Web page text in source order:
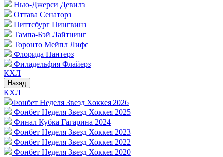
Нью-Джерси Девилз
Оттава Сенаторз
Питтсбург Пингвинз
Тампа-Бэй Лайтнинг
Торонто Мейпл Лифс
Флорида Пантерз
Филадельфия Флайерз
КХЛ
Назад
КХЛ
Фонбет Неделя Звезд Хоккея 2026
Фонбет Неделя Звезд Хоккея 2025
Финал Кубка Гагарина 2024
Фонбет Неделя Звезд Хоккея 2023
Фонбет Неделя Звезд Хоккея 2022
Фонбет Неделя Звезд Хоккея 2020